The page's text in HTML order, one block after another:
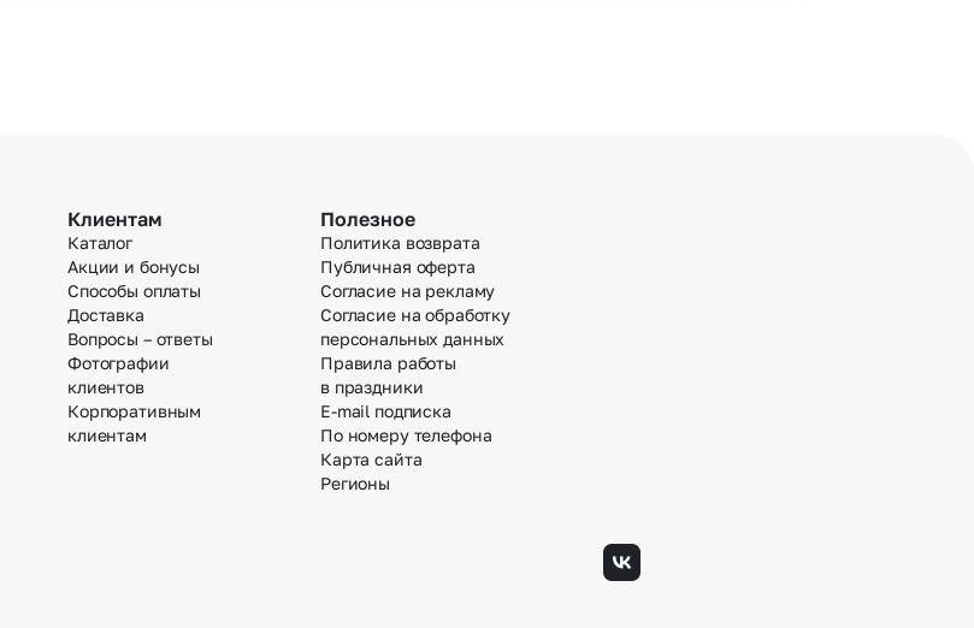
Клиентам
Каталог
Акции и бонусы
Способы оплаты
Доставка
Вопросы – ответы
Фотографии
клиентов
Корпоративным
клиентам
Полезное
Политика возврата
Публичная оферта
Согласие на рекламу
Согласие на обработку
персональных данных
Правила работы
в праздники
E-mail подписка
По номеру телефона
Карта сайта
Регионы